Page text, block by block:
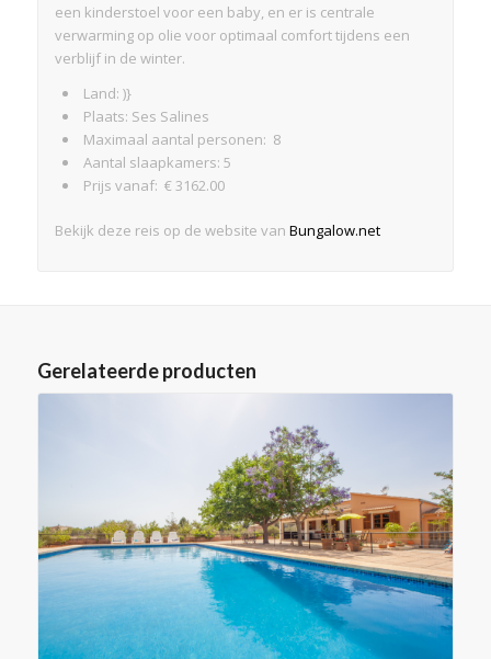
een kinderstoel voor een baby, en er is centrale
verwarming op olie voor optimaal comfort tijdens een
verblijf in de winter.
Land: )}
Plaats: Ses Salines
Maximaal aantal personen: 8
Aantal slaapkamers: 5
Prijs vanaf: € 3162.00
Bekijk deze reis op de website van Bungalow.net
Gerelateerde producten